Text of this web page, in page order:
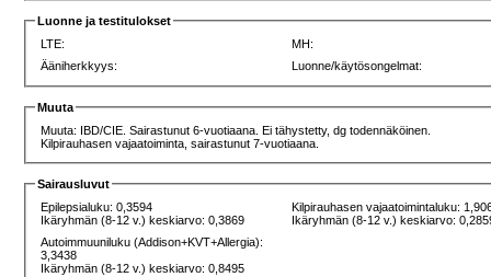
Luonne ja testitulokset
LTE:
MH:
Ääniherkkyys:
Luonne/käytösongelmat:
Muuta
Muuta: IBD/CIE. Sairastunut 6-vuotiaana. Ei tähystetty, dg todennäköinen.
Kilpirauhasen vajaatoiminta, sairastunut 7-vuotiaana.
Sairausluvut
Epilepsialuku: 0,3594
Ikäryhmän (8-12 v.) keskiarvo: 0,3869
Kilpirauhasen vajaatoimintaluku:
Ikäryhmän (8-12 v.) keskiarvo:
Autoimmuuniluku (Addison+KVT+Allergia):
3,3438
Ikäryhmän (8-12 v.) keskiarvo: 0,8495